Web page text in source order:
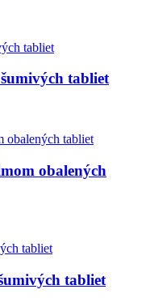
tabliet
obalených
tabliet